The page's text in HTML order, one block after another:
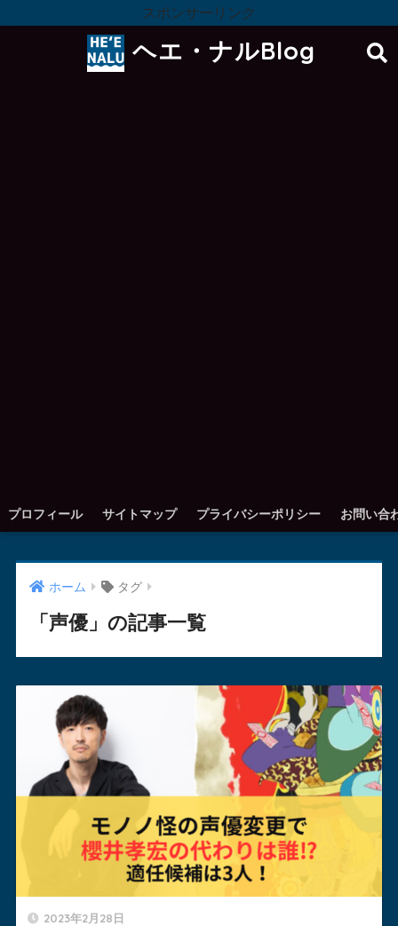
スポンサーリンク
ヘエ・ナルBlog
プロフィール サイトマップ プライバシーポリシー お問い合
ホーム タグ
「声優」の記事一覧
2023年2月28日